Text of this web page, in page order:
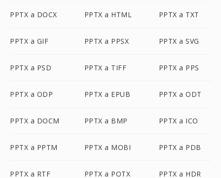
PPTX a DOCX PPTX a HTML PPTX a TXT
PPTX a GIF PPTX a PPSX PPTX a SVG
PPTX a PSD PPTX a TIFF PPTX a PPS
PPTX a ODP PPTX a EPUB PPTX a ODT
PPTX a DOCM PPTX a BMP PPTX a ICO
PPTX a PPTM PPTX a MOBI PPTX a PDB
PPTX a RTF PPTX a POTX PPTX a HDR